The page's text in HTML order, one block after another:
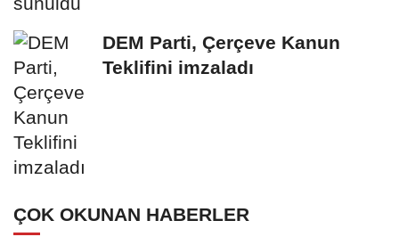
DEM Parti, Çerçeve Kanun
Teklifini imzaladı
ÇOK OKUNAN HABERLER